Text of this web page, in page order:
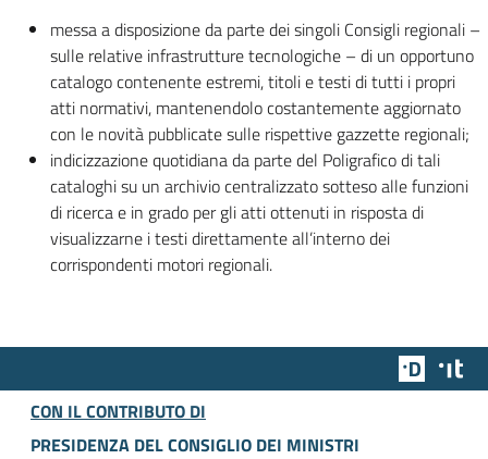
messa a disposizione da parte dei singoli Consigli regionali –
sulle relative infrastrutture tecnologiche – di un opportuno
catalogo contenente estremi, titoli e testi di tutti i propri
atti normativi, mantenendolo costantemente aggiornato
con le novità pubblicate sulle rispettive gazzette regionali;
indicizzazione quotidiana da parte del Poligrafico di tali
cataloghi su un archivio centralizzato sotteso alle funzioni
di ricerca e in grado per gli atti ottenuti in risposta di
visualizzarne i testi direttamente all’interno dei
corrispondenti motori regionali.
Team
CON IL CONTRIBUTO DI
PRESIDENZA DEL CONSIGLIO DEI MINISTRI